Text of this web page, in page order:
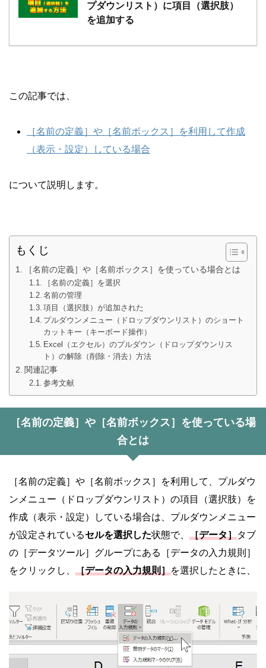
プダウンリスト）に項目（選択肢）
を追加する
この記事では、
［名前の定義］や［名前ボックス］を利用して作成
（表示・設定）している場合
について説明します。
もくじ
［名前の定義］や［名前ボックス］を使っている場合とは
［名前の定義］を選択
名前の管理
項目（選択肢）が追加された
プルダウンメニュー（ドロップダウンリスト）のショート
カットキー（キーボード操作）
Excel（エクセル）のプルダウン（ドロップダウンリス
ト）の解除（削除・消去）方法
関連記事
参考文献
［名前の定義］や［名前ボックス］を使っている場
合とは
［名前の定義］や［名前ボックス］を利用して、プルダウ
ンメニュー（ドロップダウンリスト）の項目（選択肢）を
作成（表示・設定）している場合は、プルダウンメニュー
が設定されているセルを選択した状態で、 ［データ］タブ
の［データツール］グループにある［データの入力規則］
をクリックし、 ［データの入力規則］を選択したときに、